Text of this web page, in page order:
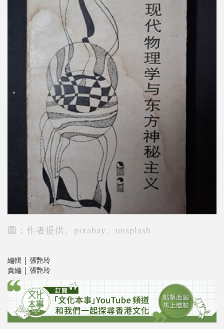
圖：作者提供、pixabay、unsplash
編輯 | 張艷玲
責編 | 張艷玲